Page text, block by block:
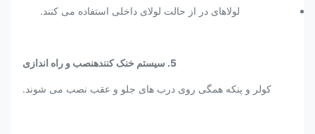
لولاهای در از حالت لولای داخلی استفاده می کنند.
5. سیستم خنک کننده نصب و راه اندازی
کولر و پنکه همگی روی درب های جلو و عقب نصب می شوند.